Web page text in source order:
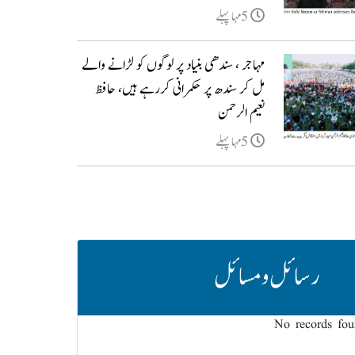
مہاجر ، سندھی بنیاد پر لوگوں کو لڑانے والے
مل کر سندھ پر حکمرانی کررہے ہیں، حافظ
نعیم الرحمن
رسائل و مسائل
No records